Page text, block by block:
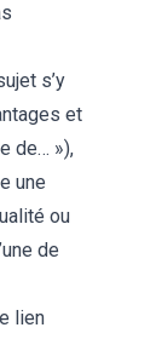
s’y
et
de… »),
une
ou
de
lien